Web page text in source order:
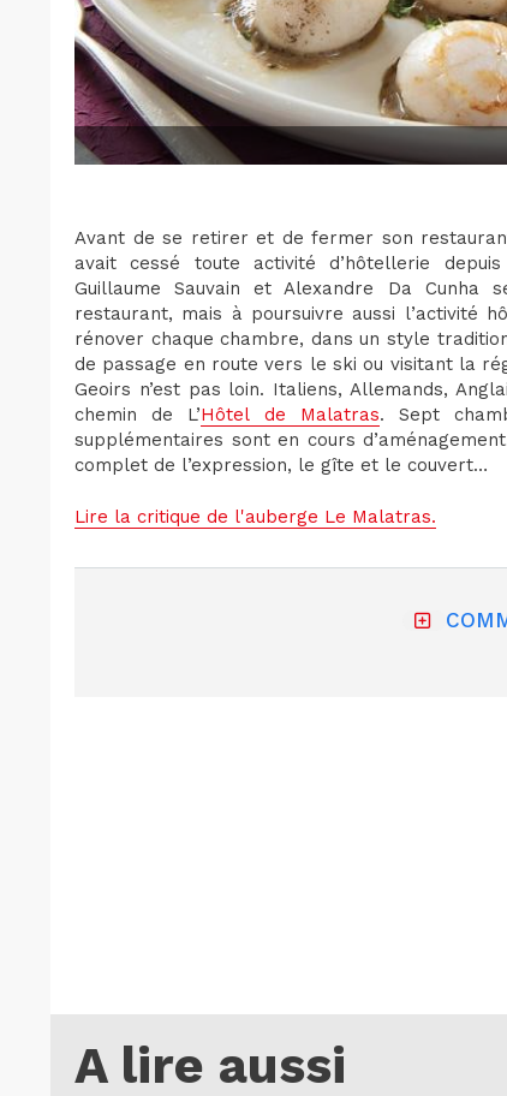
Avant de se retirer et de fermer son
avait cessé toute activité d’hôtellerie
Guillaume Sauvain et Alexandre Da
restaurant, mais à poursuivre aussi l’activité
rénover chaque chambre, dans un style
de passage en route vers le ski ou visitant la
Geoirs n’est pas loin. Italiens, Allemands,
chemin de L’Hôtel de Malatras. Sept
supplémentaires sont en cours
complet de l’expression, le gîte et le couvert…
Lire la critique de l'auberge Le Malatras.
A lire aussi